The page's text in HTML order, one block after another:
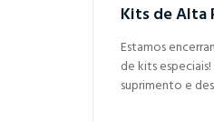
Kits de Alta
Estamos
de kits
suprimento e